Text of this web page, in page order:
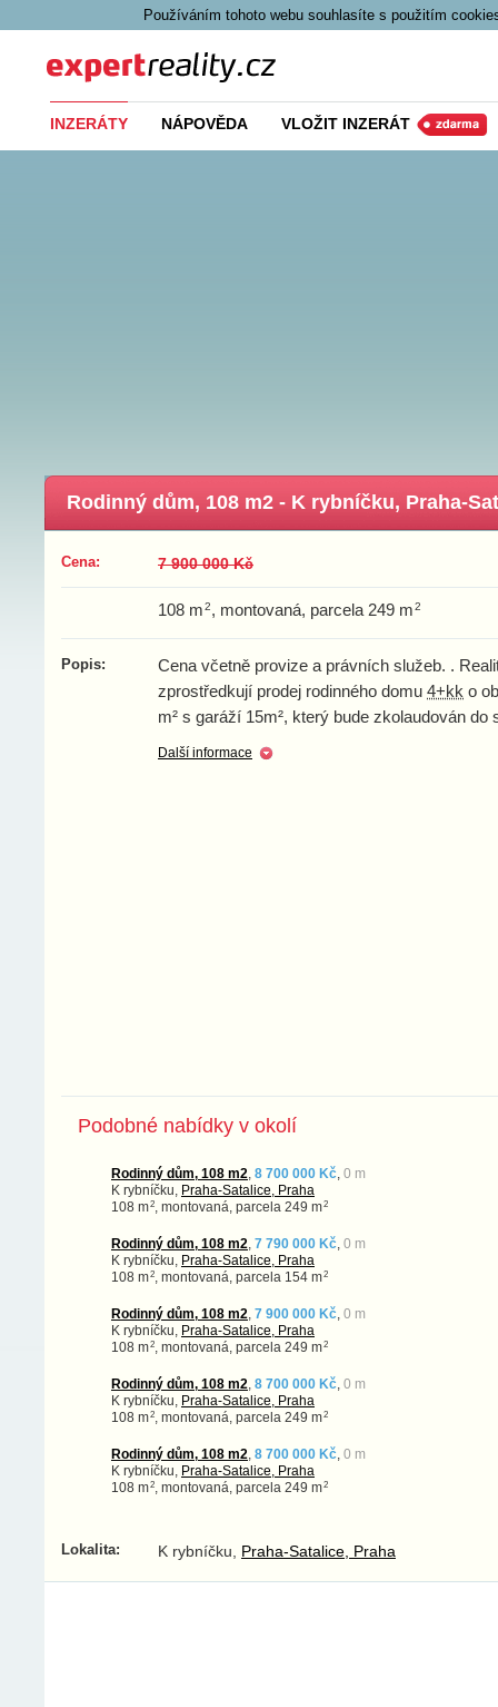
Používáním tohoto webu souhlasíte s použitím
INZERÁTY NÁPOVĚDA VLOŽIT INZERÁT
Rodinný dům, 108 m2 - K rybníčku, Praha-
Cena: 7 900 000 Kč
108 m2, montovaná, parcela 249 m2
Popis:
Cena včetně provize a právních služeb. .
zprostředkují prodej rodinného domu 4+kk o
m² s garáží 15m², který bude zkolaudován
Další informace
Podobné nabídky v okolí
Rodinný dům, 108 m2 8 700 000 Kč 0 m
K rybníčku, Praha-Satalice, Praha
108 m2 , montovaná, parcela 249 m2
Rodinný dům, 108 m2 7 790 000 Kč 0 m
K rybníčku, Praha-Satalice, Praha
108 m2 , montovaná, parcela 154 m2
Rodinný dům, 108 m2 7 900 000 Kč 0 m
K rybníčku, Praha-Satalice, Praha
108 m2 , montovaná, parcela 249 m2
Rodinný dům, 108 m2 8 700 000 Kč 0 m
K rybníčku, Praha-Satalice, Praha
108 m2 , montovaná, parcela 249 m2
Rodinný dům, 108 m2 8 700 000 Kč 0 m
K rybníčku, Praha-Satalice, Praha
108 m2 , montovaná, parcela 249 m2
Lokalita: K rybníčku, Praha-Satalice, Praha